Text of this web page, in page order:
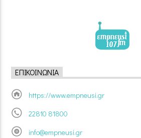
ΕΠΙΚΟΙΝΩΝΊΑ
https://www.empneusi.gr
22810 81800
info@empneusi.gr